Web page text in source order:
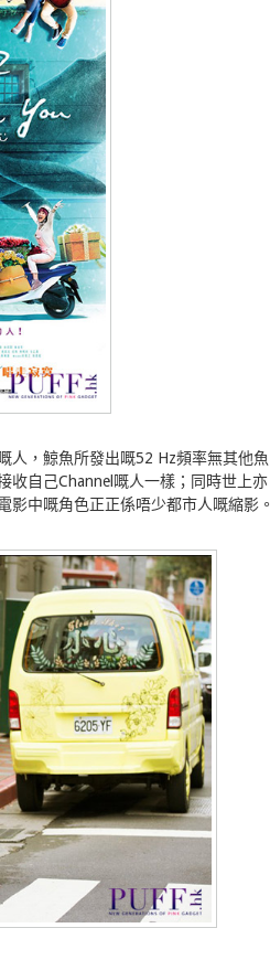
人，鯨魚所發出嘅52 Hz頻率無其他魚
收自己Channel嘅人一樣；同時世上亦
中嘅角色正正係唔少都市人嘅縮影。